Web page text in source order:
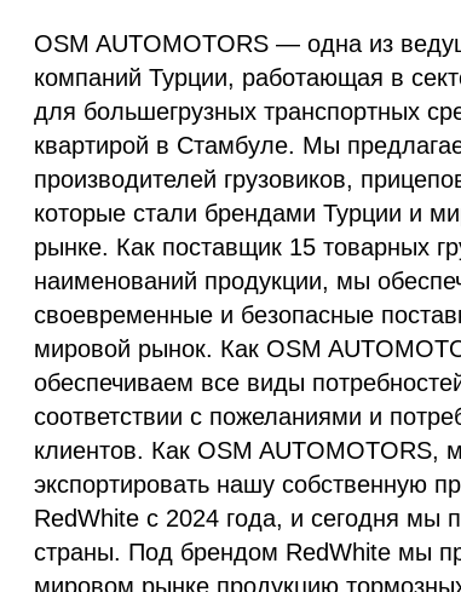
OSM AUTOMOTORS — одна из
компаний Турции, работающая в
для большегрузных транспортных
квартирой в Стамбуле. Мы
производителей грузовиков,
которые стали брендами Турции и
рынке. Как поставщик 15 товарных
наименований продукции, мы
своевременные и безопасные
мировой рынок. Как OSM
обеспечиваем все виды
соответствии с пожеланиями и
клиентов. Как OSM AUTOMOTORS,
экспортировать нашу собственную
RedWhite с 2024 года, и сегодня мы
страны. Под брендом RedWhite мы
мировом рынке продукцию